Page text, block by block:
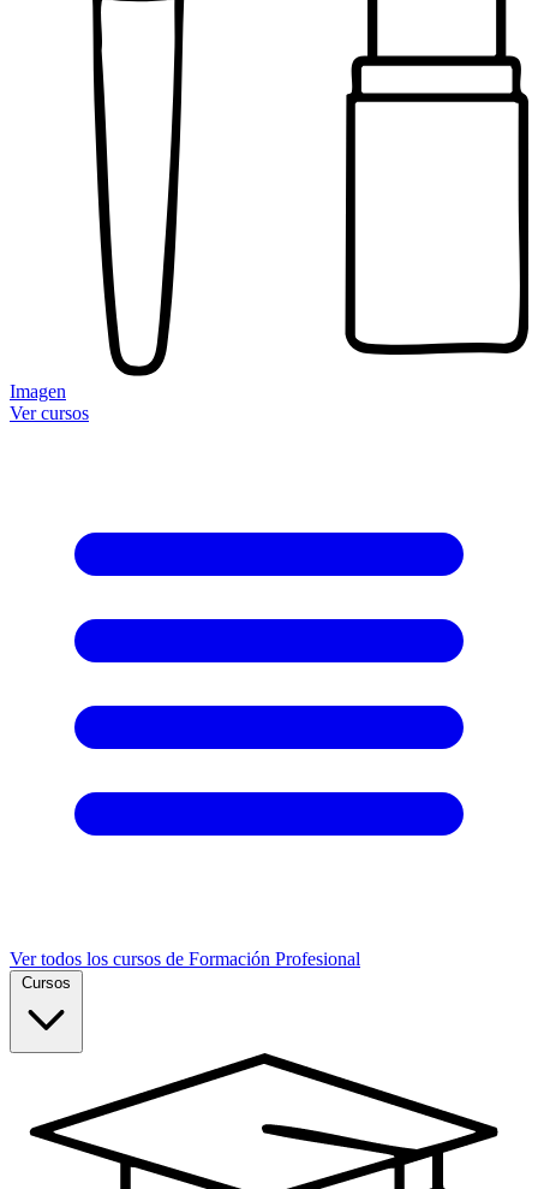
Imagen
Ver cursos
Ver todos los cursos de Formación Profesional
Cursos